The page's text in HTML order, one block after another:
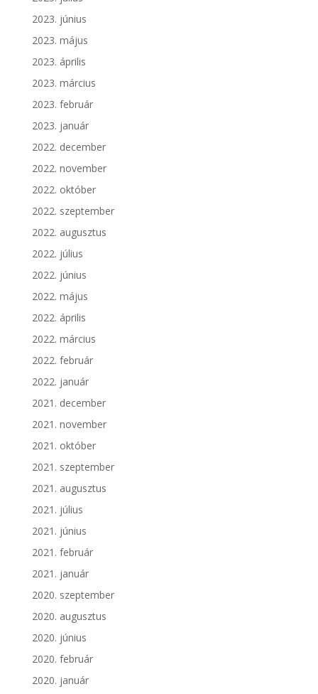
2023. június
2023. május
2023. április
2023. március
2023. február
2023. január
2022. december
2022. november
2022. október
2022. szeptember
2022. augusztus
2022. július
2022. június
2022. május
2022. április
2022. március
2022. február
2022. január
2021. december
2021. november
2021. október
2021. szeptember
2021. augusztus
2021. július
2021. június
2021. február
2021. január
2020. szeptember
2020. augusztus
2020. június
2020. február
2020. január